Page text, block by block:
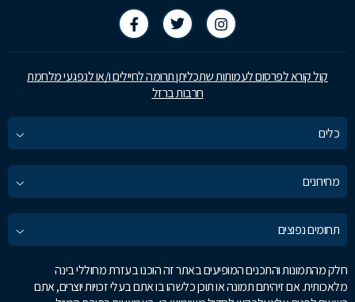
קול קורא לפרסום לעמותות שתכליתן תרומה לחיילים ו/או לנפגעי מלחמת
חרבות ברזל
כלים
מחירונים
תחומים נפוצים
חלק מהתמונות והתכנים המופיעים באתר זה הוכנו בעזרת מחוללי בינה
מלאכותית. אם זיהיתם תמונה או תוכן כלשהו בו אתם בעלי זכויות יוצרים, אתם